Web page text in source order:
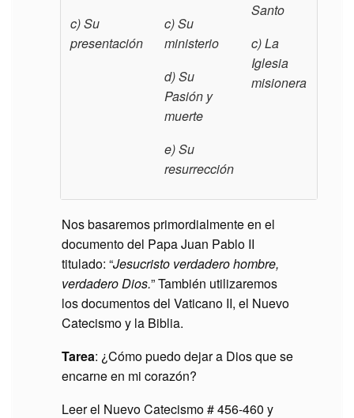
c)Su
presentación
c)Su
ministerio
d)Su
Pasión y
muerte
e)Su
resurrección
Santo
c)La
Iglesia
misionera
Nos basaremos primordialmente en el
documento del Papa Juan Pablo II
titulado: “Jesucristo verdadero hombre,
verdadero Dios.” También utilizaremos
los documentos del Vaticano II, el Nuevo
Catecismo y la Biblia.
Tarea: ¿Cómo puedo dejar a Dios que se
encarne en mi corazón?
Leer el Nuevo Catecismo # 456-460 y